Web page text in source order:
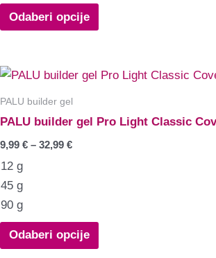
Odaberi opcije
PALU builder gel
PALU builder gel Pro Light Classic
9,99 € – 32,99 €
12 g
45 g
90 g
Odaberi opcije